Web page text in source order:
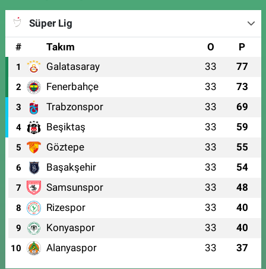
Süper Lig
#
Takım O P
1 Galatasaray 33 77
2 Fenerbahçe 33 73
3 Trabzonspor 33 69
4 Beşiktaş 33 59
5 Göztepe 33 55
6 Başakşehir 33 54
7 Samsunspor 33 48
8 Rizespor 33 40
9 Konyaspor 33 40
10 Alanyaspor 33 37